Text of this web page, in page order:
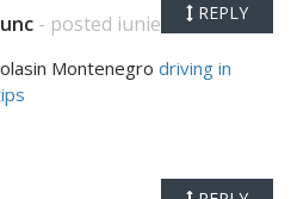
- posted iunie 1, 2026
Montenegro driving in
REPLY